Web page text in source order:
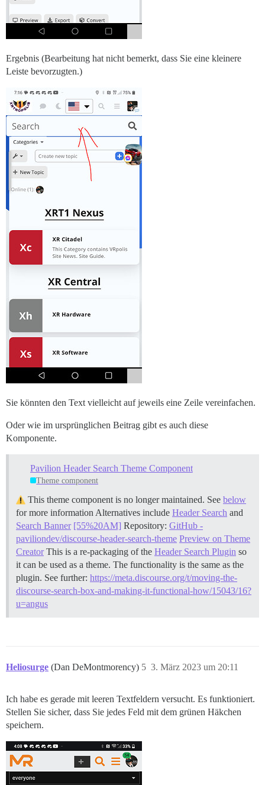
Ergebnis (Bearbeitung hat nicht bemerkt, dass Sie eine kleinere
Leiste bevorzugten.)
Sie könnten den Text vielleicht auf jeweils eine Zeile vereinfachen.
Oder wie im ursprünglichen Beitrag gibt es auch diese
Komponente.
Pavilion Header Search Theme Component
Theme component
This theme component is no longer maintained. See below
for more information Alternatives include Header Search and
Search Banner [55%20AM] Repository: GitHub -
paviliondev/discourse-header-search-theme Preview on Theme
CreatorThis is a re-packaging of the Header Search Plugin so
it can be used as a theme. The functionality is the same as the
plugin. See further: https://meta.discourse.org/t/moving-the-
discourse-search-box-and-making-it-functional-how/15043/16?
u=angus
Heliosurge (Dan DeMontmorency) 3. März 2023 um 20:11
5
Ich habe es gerade mit leeren Textfeldern versucht. Es funktioniert.
Stellen Sie sicher, dass Sie jedes Feld mit dem grünen Häkchen
speichern.